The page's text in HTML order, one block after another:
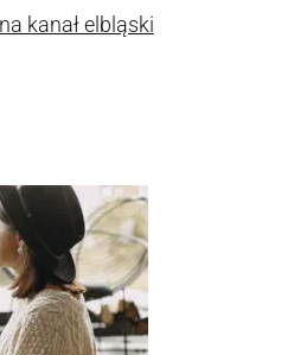
kanał elbląski